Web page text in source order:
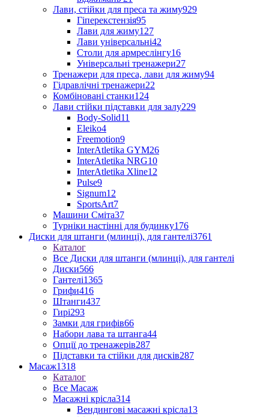
Лави, стійки для преса та жиму929
Гіперекстензія95
Лави для жиму127
Лави універсальні42
Столи для армреслінгу16
Універсальні тренажери27
Тренажери для преса, лави для жиму94
Гідравлічні тренажери22
Комбіновані станки124
Лави стійки підставки для залу229
Body-Solid11
Eleiko4
Freemotion9
InterAtletika GYM26
InterAtletika NRG10
InterAtletika Xline12
Pulse9
Signum12
SportsArt7
Машини Сміта37
Турніки настінні для будинку176
Диски для штанги (млинці), для гантелі3761
Каталог
Все Диски для штанги (млинці), для гантелі
Диски566
Гантелі1365
Грифи416
Штанги437
Гирі293
Замки для грифів66
Набори лава та штанга44
Опції до тренажерів287
Підставки та стійки для дисків287
Масаж1318
Каталог
Все Масаж
Масажні крісла314
Вендингові масажні крісла13